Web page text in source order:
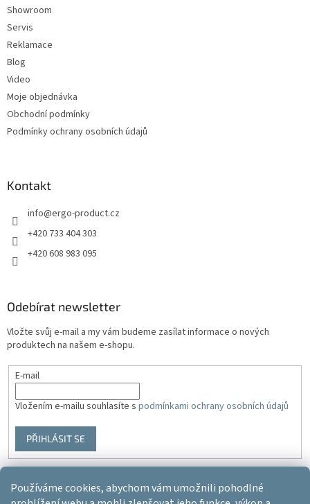
Používáme cookies, abychom vám umožnili pohodlné
Showroom
Servis
Reklamace
Blog
Video
Moje objednávka
Obchodní podmínky
Podmínky ochrany osobních údajů
Kontakt
info@ergo-product.cz
+420 733 404 303
+420 608 983 095
Odebírat newsletter
Vložte svůj e-mail a my vám budeme zasílat informace o nových
produktech na našem e-shopu.
E-mail
Vložením e-mailu souhlasíte s podmínkami ochrany osobních údajů
PŘIHLÁSIT SE
Vytvořil Shoptet